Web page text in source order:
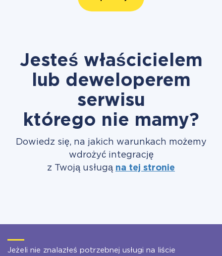
Jesteś właścicielem
lub deweloperem
serwisu
którego nie mamy?
Dowiedz się, na jakich warunkach możemy
wdrożyć integrację
z Twoją usługą na tej stronie
Jeżeli nie znalazłeś potrzebnej usługi na liście